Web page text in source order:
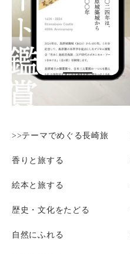
>>テーマでめぐる長崎旅
香りと旅する
絵本と旅する
歴史・文化をたどる
自然にふれる